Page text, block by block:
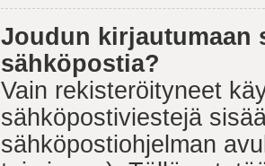
Joudun kirjautumaan
sähköpostia?
Vain rekisteröityneet
sähköpostiviestejä
sähköpostiohjelman